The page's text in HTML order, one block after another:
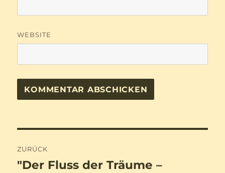
WEBSITE
ZURÜCK
Vorheriger
"Der Fluss der Träume –